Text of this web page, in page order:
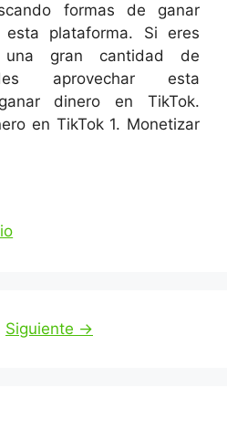
formas de ganar
plataforma. Si eres
gran cantidad de
aprovechar esta
dinero en TikTok.
en TikTok 1. Monetizar
Siguiente →